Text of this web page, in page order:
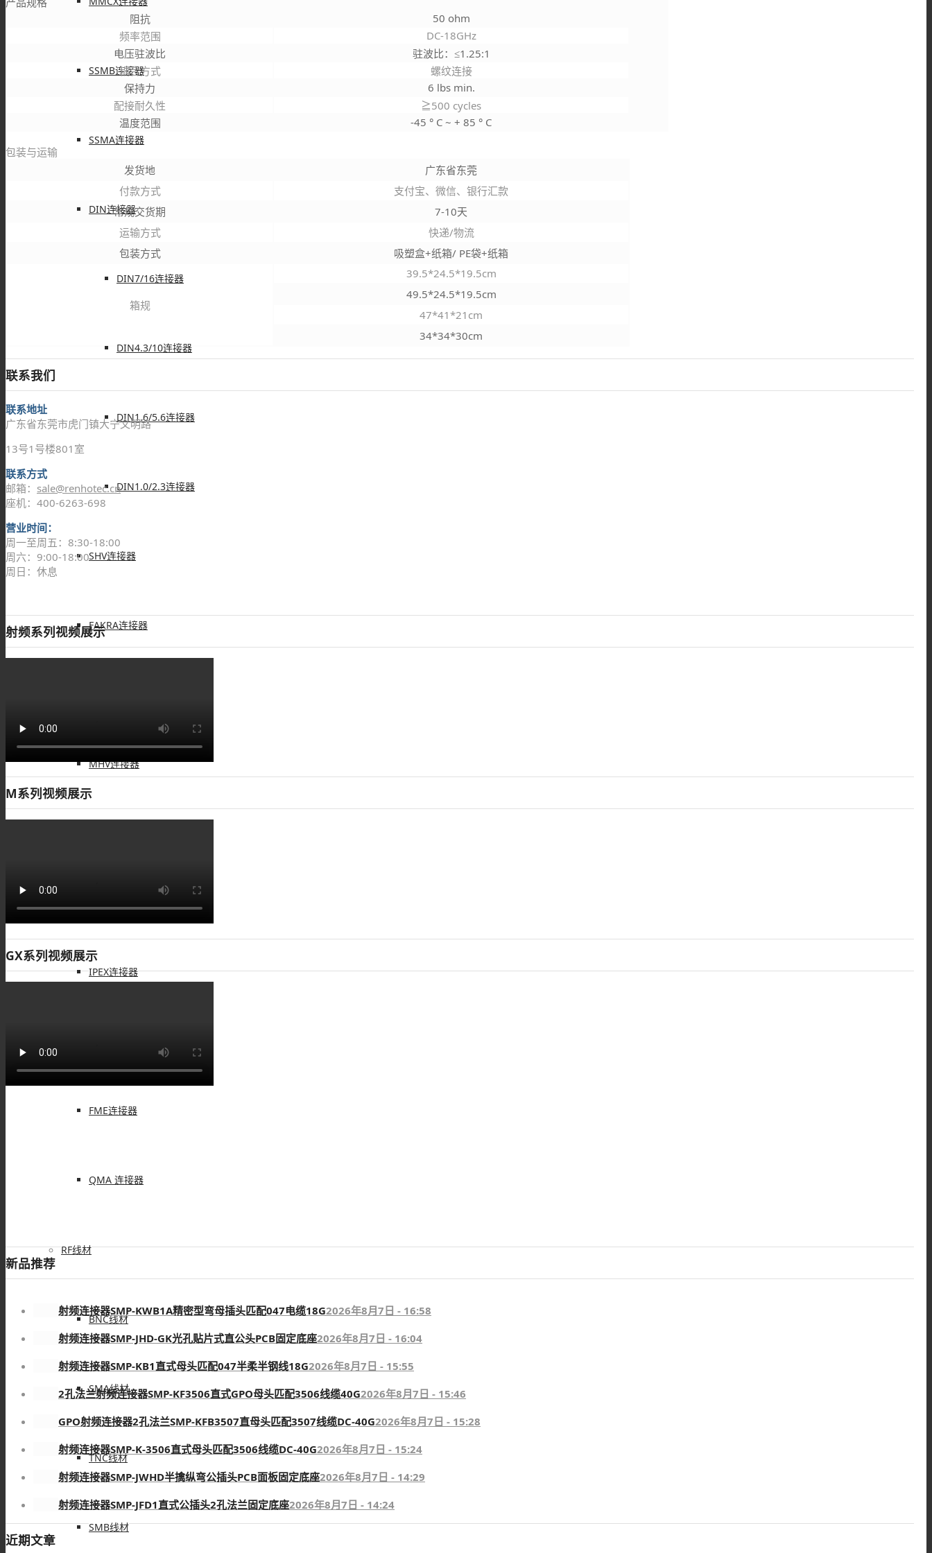
SSMB连接器
SSMA连接器
DIN连接器
DIN7/16连接器
DIN4.3/10连接器
DIN1.6/5.6连接器
DIN1.0/2.3连接器
SHV连接器
FAKRA连接器
MHV连接器
IPEX连接器
FME连接器
QMA 连接器
RF线材
BNC线材
SMA线材
TNC线材
SMB线材
阻抗
50 ohm
频率范围
DC-18GHz
电压驻波比
驻波比：≤1.25:1
耦合方式
螺纹连接
保持力
6 lbs min.
配接耐久性
≧500 cycles
温度范围
-45 ° C ~ + 85 ° C
包装与运输
发货地
广东省东莞
付款方式
支付宝、微信、银行汇款
常规交货期
7-10天
运输方式
快递/物流
包装方式
吸塑盒+纸箱/ PE袋+纸箱
箱规
39.5*24.5*19.5cm
49.5*24.5*19.5cm
47*41*21cm
34*34*30cm
联系我们
联系地址
广东省东莞市虎门镇大宁文明路
13号1号楼801室
联系方式
邮箱： sale@renhotec.cn
座机：400-6263-698
营业时间：
周一至周五：8:30-18:00
周六：9:00-18:00
周日：休息
射频系列视频展示
M系列视频展示
GX系列视频展示
新品推荐
射频连接器SMP-KWB1A精密型弯母插头匹配047电缆18G2026年8月7日 - 16:58
射频连接器SMP-JHD-GK光孔贴片式直公头PCB固定底座2026年8月7日 - 16:04
射频连接器SMP-KB1直式母头匹配047半柔半钢线18G2026年8月7日 - 15:55
2孔法兰射频连接器SMP-KF3506直式GPO母头匹配3506线缆40G2026年8月7日 - 15:46
GPO射频连接器2孔法兰SMP-KFB3507直母头匹配3507线缆DC-40G2026年8月7日 - 15:28
射频连接器SMP-K-3506直式母头匹配3506线缆DC-40G2026年8月7日 - 15:24
射频连接器SMP-JWHD半擒纵弯公插头PCB面板固定底座2026年8月7日 - 14:29
射频连接器SMP-JFD1直式公插头2孔法兰固定底座2026年8月7日 - 14:24
近期文章